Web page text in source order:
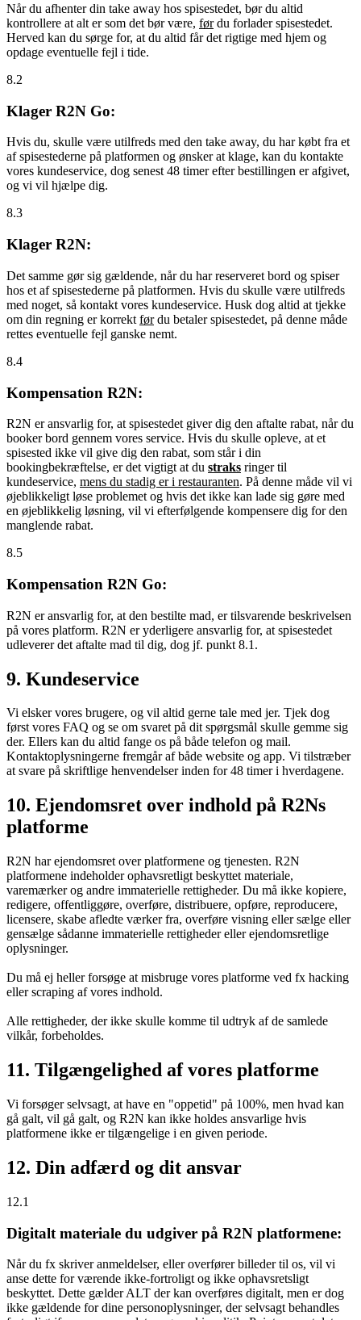
Når du afhenter din take away hos spisestedet, bør du altid
kontrollere at alt er som det bør være, førdu forlader spisestedet.
Herved kan du sørge for, at du altid får det rigtige med hjem og
opdage eventuelle fejl i tide.
8.2
Klager R2N Go:
Hvis du, skulle være utilfreds med den take away, du har købt fra et
af spisestederne på platformen og ønsker at klage, kan du kontakte
vores kundeservice, dog senest 48 timer efter bestillingen er afgivet,
og vi vil hjælpe dig.
8.3
Klager R2N:
Det samme gør sig gældende, når du har reserveret bord og spiser
hos et af spisestederne på platformen. Hvis du skulle være utilfreds
med noget, så kontakt vores kundeservice. Husk dog altid at tjekke
om din regning er korrekt førdu betaler spisestedet, på denne måde
rettes eventuelle fejl ganske nemt.
8.4
Kompensation R2N:
R2N er ansvarlig for, at spisestedet giver dig den aftalte rabat, når du
booker bord gennem vores service. Hvis du skulle opleve, at et
spisested ikke vil give dig den rabat, som står i din
bookingbekræftelse, er det vigtigt at du straks ringer til
kundeservice, mens du stadig er i restauranten. På denne måde vil vi
øjeblikkeligt løse problemet og hvis det ikke kan lade sig gøre med
en øjeblikkelig løsning, vil vi efterfølgende kompensere dig for den
manglende rabat.
8.5
Kompensation R2N Go:
R2N er ansvarlig for, at den bestilte mad, er tilsvarende beskrivelsen
på vores platform. R2N er yderligere ansvarlig for, at spisestedet
udleverer det aftalte mad til dig, dog jf. punkt 8.1.
9. Kundeservice
Vi elsker vores brugere, og vil altid gerne tale med jer. Tjek dog
først vores FAQ og se om svaret på dit spørgsmål skulle gemme sig
der. Ellers kan du altid fange os på både telefon og mail.
Kontaktoplysningerne fremgår af både website og app. Vi tilstræber
at svare på skriftlige henvendelser inden for 48 timer i hverdagene.
10. Ejendomsret over indhold på R2Ns
platforme
R2N har ejendomsret over platformene og tjenesten. R2N
platformene indeholder ophavsretligt beskyttet materiale,
varemærker og andre immaterielle rettigheder. Du må ikke kopiere,
redigere, offentliggøre, overføre, distribuere, opføre, reproducere,
licensere, skabe afledte værker fra, overføre visning eller sælge eller
gensælge sådanne immaterielle rettigheder eller ejendomsretlige
oplysninger.
Du må ej heller forsøge at misbruge vores platforme ved fx hacking
eller scraping af vores indhold.
Alle rettigheder, der ikke skulle komme til udtryk af de samlede
vilkår, forbeholdes.
11. Tilgængelighed af vores platforme
Vi forsøger selvsagt, at have en "oppetid" på 100%, men hvad kan
gå galt, vil gå galt, og R2N kan ikke holdes ansvarlige hvis
platformene ikke er tilgængelige i en given periode.
12. Din adfærd og dit ansvar
12.1
Digitalt materiale du udgiver på R2N platformene:
Når du fx skriver anmeldelser, eller overfører billeder til os, vil vi
anse dette for værende ikke-fortroligt og ikke ophavsretsligt
beskyttet. Dette gælder ALT der kan overføres digitalt, men er dog
ikke gældende for dine personoplysninger, der selvsagt behandles